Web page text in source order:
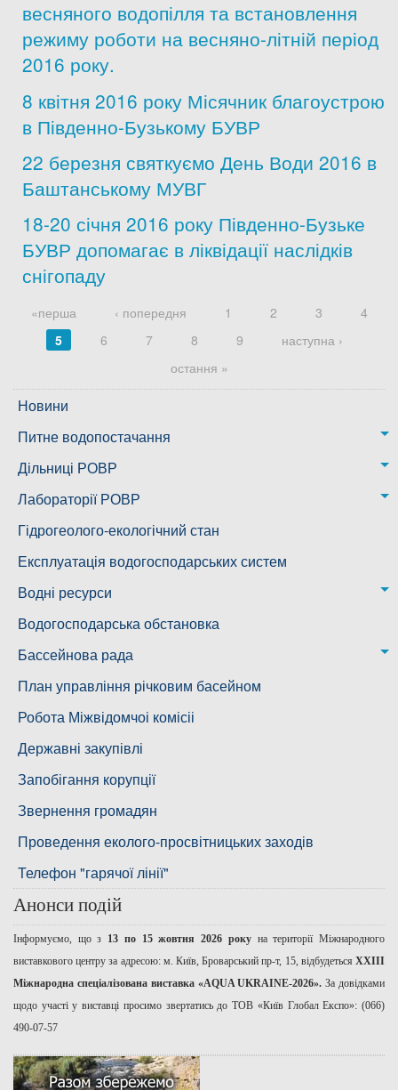
весняного водопілля та встановлення
режиму роботи на весняно-літній період
2016 року.
8 квітня 2016 року Місячник благоустрою
в Південно-Бузькому БУВР
22 березня святкуємо День Води 2016 в
Баштанському МУВГ
18-20 січня 2016 року Південно-Бузьке
БУВР допомагає в ліквідації наслідків
снігопаду
Сторінки
«перша ‹ попередня 1 2 3
4
5
6 7 8 9
наступна ›
остання »
Новини
Питне водопостачання
м. Миколаїв
Казанківська ТГ
Дільниці РОВР
Новоодеська дільниця – водогін № 1,2
Воскресенська дільниця – водогін № 3
Ковалівська дільниця
Новобузька дільниця
Снігурівська дільниця
Дільниця з обслуговування насосного обладнання та
водоочисних установок
Лабораторії РОВР
Лабораторія моніторингу вод
Лабораторія питного водопостачання
Гідрогеолого-екологічний стан
Експлуатація водогосподарських систем
Водні ресурси
Режими роботи водних об’єктів
Водогосподарська обстановка
Бассейнова рада
Басейнова рада Південного Бугу
Басейнова рада нижнього Дніпра
Басейнова рада річок Причорномор'я
План управління річковим басейном
Робота Міжвідомчоі комісіі
Державні закупівлі
Запобігання корупції
Звернення громадян
Проведення еколого-просвітницьких заходів
Телефон "гарячої лінії"
Анонси подій
Інформуємо, що з 13 по 15 жовтня 2026 рокуна території Міжнародного
виставкового центру за адресою: м. Київ, Броварський пр-т, 15, відбудеться ХХІІІ
Міжнародна спеціалізована виставка «AQUA UKRAINE-2026».За довідками
щодо участі у виставці просимо звертатись до ТОВ «Київ Глобал Експо»: (066)
490-07-57